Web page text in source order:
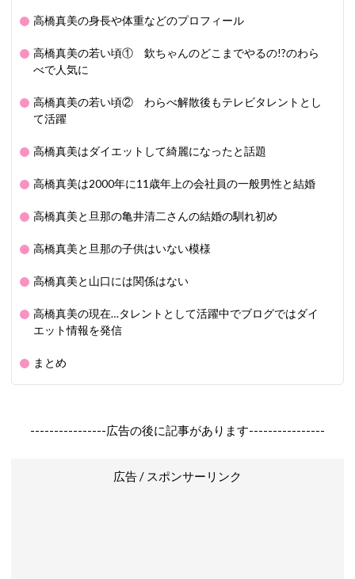
高橋真美の身長や体重などのプロフィール
高橋真美の若い頃① 欽ちゃんのどこまでやるの!?のわら
べで人気に
高橋真美の若い頃② わらべ解散後もテレビタレントとし
て活躍
高橋真美はダイエットして綺麗になったと話題
高橋真美は2000年に11歳年上の会社員の一般男性と結婚
高橋真美と旦那の亀井清二さんの結婚の馴れ初め
高橋真美と旦那の子供はいない模様
高橋真美と山口には関係はない
高橋真美の現在…タレントとして活躍中でブログではダイ
エット情報を発信
まとめ
----------------広告の後に記事があります----------------
広告 / スポンサーリンク